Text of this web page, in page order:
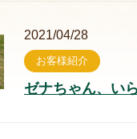
2021/04/28
お客様紹介
ゼナちゃん、い